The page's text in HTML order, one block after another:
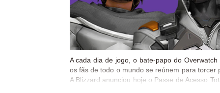
A cada dia de jogo, o bate-papo do
os fãs de todo o mundo se reúnem para torcer
A Blizzard anunciou hoje o Passe de Acesso